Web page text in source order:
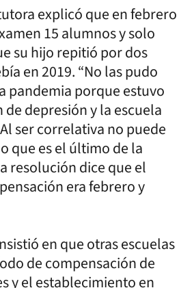
explicó que en febrero
15 alumnos y solo
su hijo repitió por dos
en 2019. “No las pudo
pandemia porque estuvo
depresión y la escuela
ser correlativa no puede
que es el último de la
resolución dice que el
era febrero y
en que otras escuelas
de compensación de
y el establecimiento en